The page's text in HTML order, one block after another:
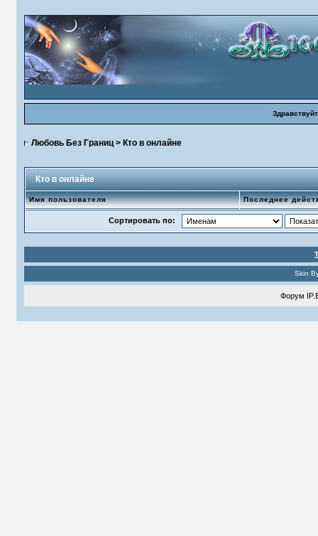
Любовь Без Границ> Кто в онлайне
Кто в онлайне
Имя пользователя Последнее
Сортировать по:
Skin
Форум